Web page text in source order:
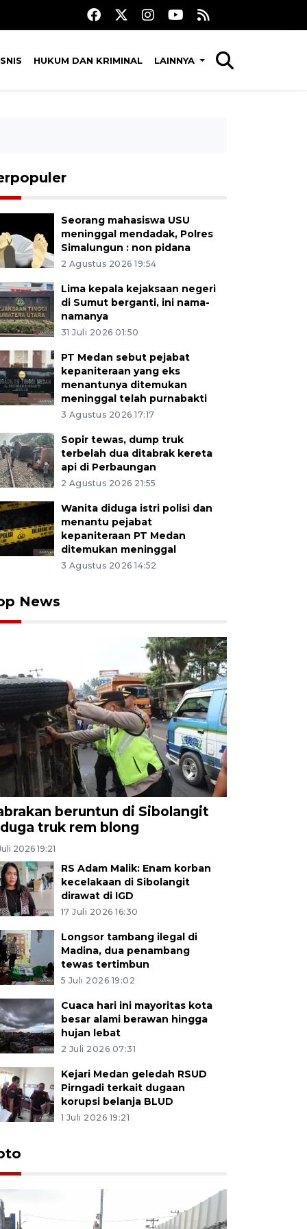
HUKUM DAN KRIMINAL LAINNYA
Seorang mahasiswa USU
meninggal mendadak, Polres
Simalungun : non pidana
2 Agustus 2026 19:54
Lima kepala kejaksaan negeri
di Sumut berganti, ini nama-
namanya
31 Juli 2026 01:50
PT Medan sebut pejabat
kepaniteraan yang eks
menantunya ditemukan
meninggal telah purnabakti
3 Agustus 2026 17:17
Sopir tewas, dump truk
terbelah dua ditabrak kereta
api di Perbaungan
2 Agustus 2026 21:55
Wanita diduga istri polisi dan
menantu pejabat
kepaniteraan PT Medan
ditemukan meninggal
3 Agustus 2026 14:52
News
beruntun di Sibolangit
truk rem blong
2026 19:21
RS Adam Malik: Enam korban
kecelakaan di Sibolangit
dirawat di IGD
17 Juli 2026 16:30
Longsor tambang ilegal di
Madina, dua penambang
tewas tertimbun
5 Juli 2026 19:02
Cuaca hari ini mayoritas kota
besar alami berawan hingga
hujan lebat
2 Juli 2026 07:31
Kejari Medan geledah RSUD
Pirngadi terkait dugaan
korupsi belanja BLUD
1 Juli 2026 19:21